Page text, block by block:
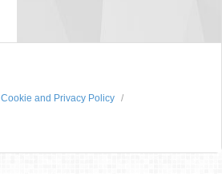
Cookie and Privacy Policy